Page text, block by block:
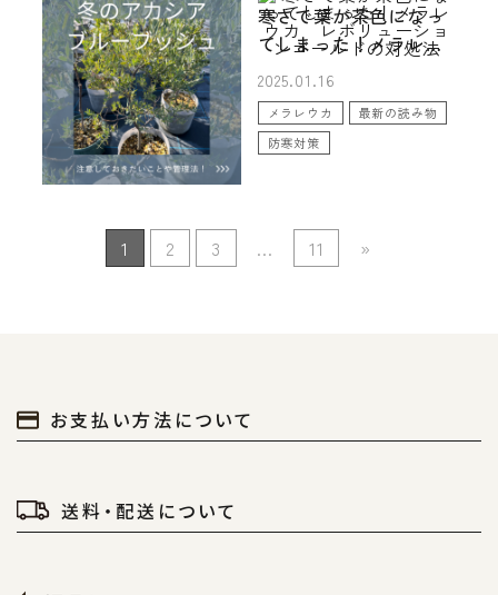
アカシア ブルーブッ
シュ 冬に気をつけた
いこと 管理や注意し
て見ておきたいところ
を教えます！
2025.01.22
アカシア
剪定
最新の読み物
寒さで葉が茶色になっ
てしまった！メラレウ
カ レボリューション
ゴールドの対処法
2025.01.16
メラレウカ
最新の読み物
防寒対策
1 2 3 ... 11 »
お支払い方法について
送料・配送について